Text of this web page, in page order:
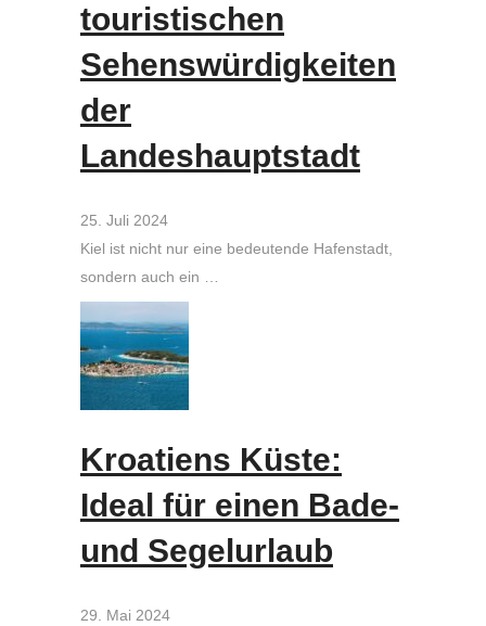
touristischen
Sehenswürdigkeiten
der
Landeshauptstadt
25. Juli 2024
Kiel ist nicht nur eine bedeutende Hafenstadt,
sondern auch ein …
Kroatiens Küste:
Ideal für einen Bade-
und Segelurlaub
29. Mai 2024